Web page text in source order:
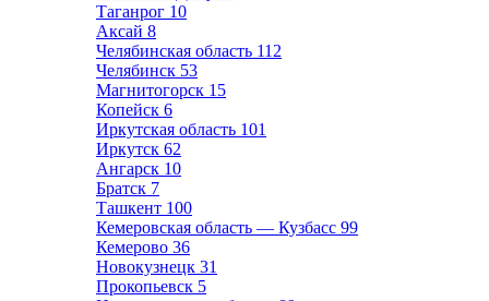
Таганрог 10
Аксай 8
Челябинская область 112
Челябинск 53
Магнитогорск 15
Копейск 6
Иркутская область 101
Иркутск 62
Ангарск 10
Братск 7
Ташкент 100
Кемеровская область — Кузбасс 99
Кемерово 36
Новокузнецк 31
Прокопьевск 5